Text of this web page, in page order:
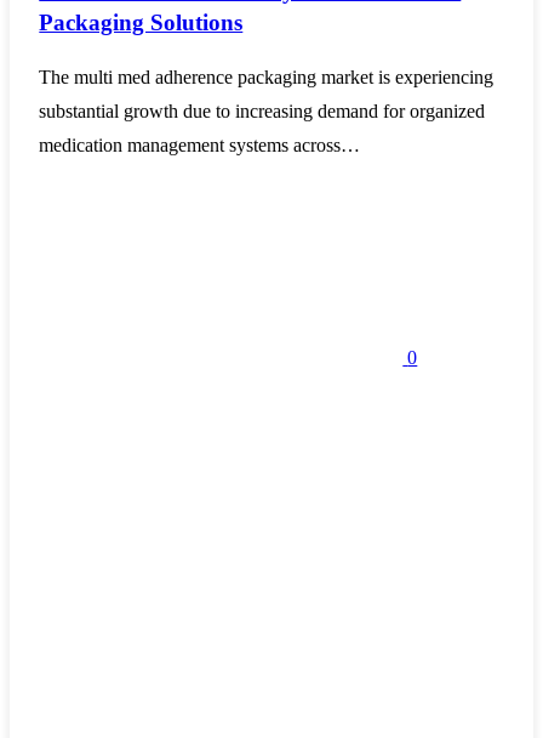
Packaging Solutions
The multi med adherence packaging market is experiencing
substantial growth due to increasing demand for organized
medication management systems across…
0